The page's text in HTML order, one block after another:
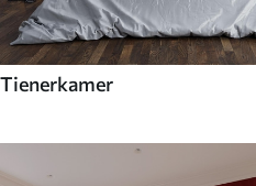
Tienerkamer